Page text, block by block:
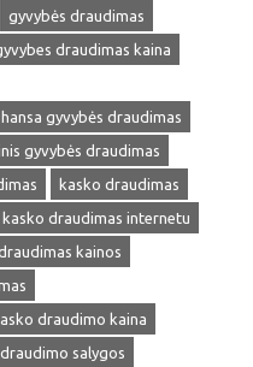
gyvybės draudimas
draudimas kaina
hansa gyvybės draudimas
gyvybės draudimas
kasko draudimas
kasko draudimas internetu
kainos
draudimo kaina
salygos